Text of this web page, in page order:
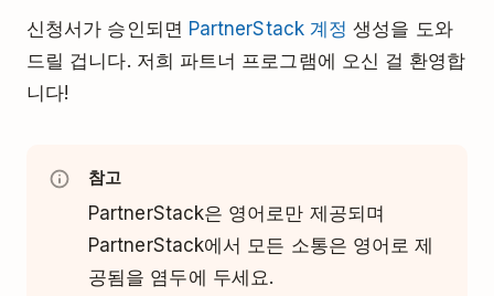
신청서가 승인되면 PartnerStack 계정 생성을 도와
드릴 겁니다. 저희 파트너 프로그램에 오신 걸 환영합
니다!
참고
PartnerStack은 영어로만 제공되며
PartnerStack에서 모든 소통은 영어로 제
공됨을 염두에 두세요.